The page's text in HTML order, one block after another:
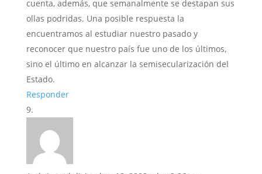
cuenta, además, que semanalmente se destapan sus
ollas podridas. Una posible respuesta la
encuentramos al estudiar nuestro pasado y
reconocer que nuestro país fue uno de los últimos,
sino el último en alcanzar la semisecularización del
Estado.
Responder